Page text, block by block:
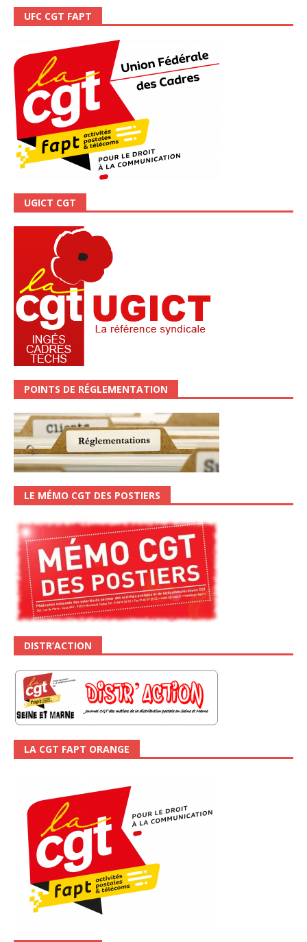
UFC CGT FAPT
UGICT CGT
POINTS DE RÉGLEMENTATION
LE MÉMO CGT DES POSTIERS
DISTR’ACTION
LA CGT FAPT ORANGE